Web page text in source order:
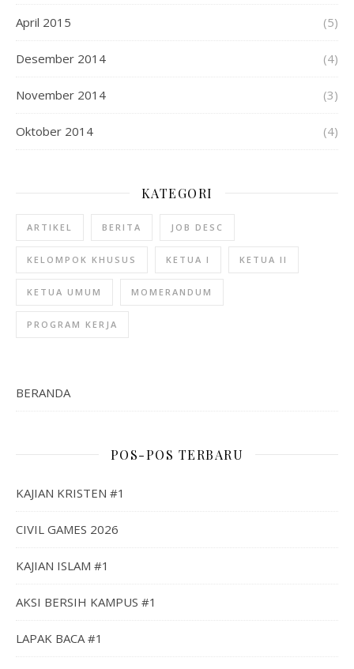
April 2015 (5)
Desember 2014 (4)
November 2014 (3)
Oktober 2014 (4)
KATEGORI
ARTIKEL BERITA JOB DESC
KELOMPOK KHUSUS KETUA I KETUA II
KETUA UMUM MOMERANDUM
PROGRAM KERJA
BERANDA
POS-POS TERBARU
KAJIAN KRISTEN #1
CIVIL GAMES 2026
KAJIAN ISLAM #1
AKSI BERSIH KAMPUS #1
LAPAK BACA #1